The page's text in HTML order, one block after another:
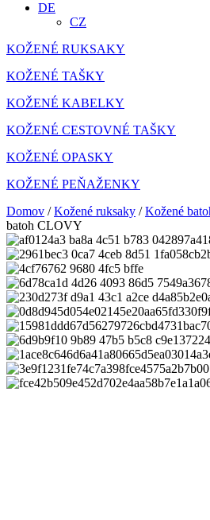
DE
CZ
KOŽENÉ RUKSAKY
KOŽENÉ TAŠKY
KOŽENÉ KABELKY
KOŽENÉ CESTOVNÉ TAŠKY
KOŽENÉ OPASKY
KOŽENÉ PEŇAŽENKY
Domov /Kožené ruksaky /Kožené
batoh CLOVY